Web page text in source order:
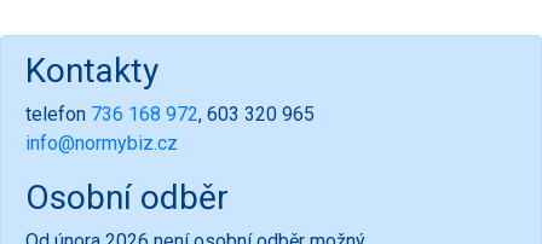
Kontakty
telefon 736 168 972, 603 320 965
info@normybiz.cz
Osobní odběr